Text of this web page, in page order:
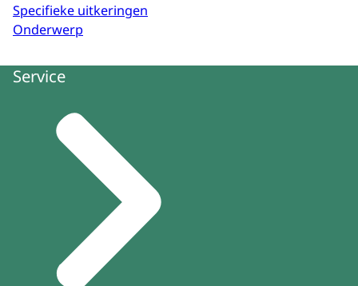
Specifieke uitkeringen
Onderwerp
Service